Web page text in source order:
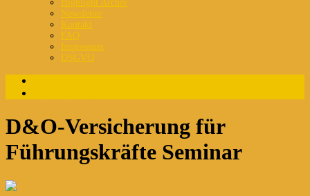
Highlight Archiv
Newsletter
Kontakt
FAQ
Impressum
DSGVO
D&O-Versicherung für
Führungskräfte Seminar